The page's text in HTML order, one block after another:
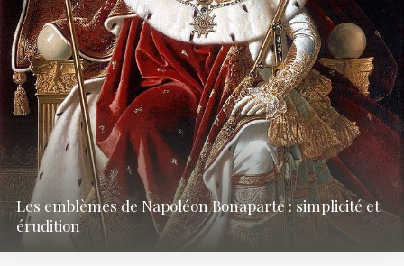
Les emblèmes de Napoléon Bonaparte : simplicité et
érudition